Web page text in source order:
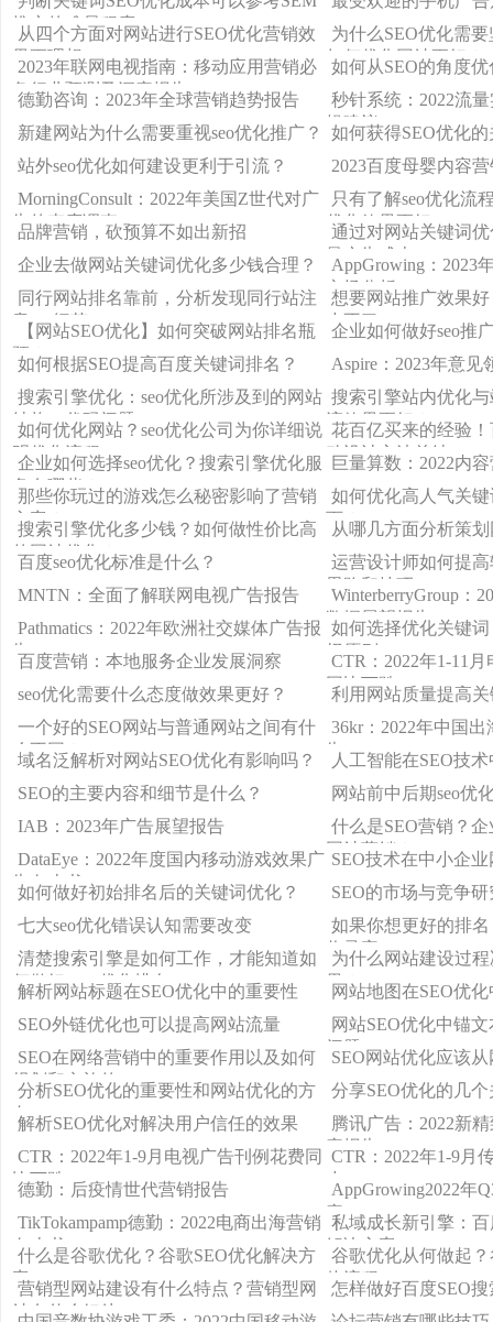
推广的难易程度
从四个方面对网站进行SEO优化营销效
果更理想
为什么SEO优化需
如何优化网站更好？
2023年联网电视指南：移动应用营销必
备行业预测及洞察报告
如何从SEO的角度
德勤咨询：2023年全球营销趋势报告
秒针系统：2022流
操建议
新建网站为什么需要重视seo优化推广？
如何获得SEO优化
站外seo优化如何建设更利于引流？
2023百度母婴内容
MorningConsult：2022年美国Z世代对广
告的态度调查
只有了解seo优化流
优化效果更好
品牌营销，砍预算不如出新招
通过对网站关键词
量广告成本
企业去做网站关键词优化多少钱合理？
AppGrowing：2023
市场分析
同行网站排名靠前，分析发现同行站注
意seo细节
想要网站推广效果
少不了
【网站SEO优化】如何突破网站排名瓶
颈？
企业如何做好seo推
如何根据SEO提高百度关键词排名？
Aspire：2023年意见
搜索引擎优化：seo优化所涉及到的网站
结构、代码问题
搜索引擎站内优化
流效果更好？
如何优化网站？seo优化公司为你详细说
明优化流程
花百亿买来的经验
动设计方法总结
企业如何选择seo优化？搜索引擎优化服
务有哪些？
巨量算数：2022内
那些你玩过的游戏怎么秘密影响了营销
方案？
如何优化高人气关
页？
搜索引擎优化多少钱？如何做性价比高
的网站优化？
从哪几方面分析策
百度seo优化标准是什么？
运营设计师如何提
思路和技巧！
MNTN：全面了解联网电视广告报告
WinterberryGroup：
数据展望报告
Pathmatics：2022年欧洲社交媒体广告报
告
如何选择优化关键
择原则
百度营销：本地服务企业发展洞察
CTR：2022年1-11
同比下跌13.8
seo优化需要什么态度做效果更好？
利用网站质量提高
一个好的SEO网站与普通网站之间有什
么不同？
36kr：2022年中国
告
域名泛解析对网站SEO优化有影响吗？
人工智能在SEO技
SEO的主要内容和细节是什么？
网站前中后期seo优
IAB：2023年广告展望报告
什么是SEO营销？
网站营销？
DataEye：2022年度国内移动游戏效果广
告白皮书
SEO技术在中小企
如何做好初始排名后的关键词优化？
SEO的市场与竞争研
七大seo优化错误认知需要改变
如果你想更好的排
收录率
清楚搜索引擎是如何工作，才能知道如
何做好SEO优化排名
为什么网站建设过
果？
解析网站标题在SEO优化中的重要性
网站地图在SEO优
SEO外链优化也可以提高网站流量
网站SEO优化中锚
问题
SEO在网络营销中的重要作用以及如何
规划和实施的
SEO网站优化应该
分析SEO优化的重要性和网站优化的方
向
分享SEO优化的几
解析SEO优化对解决用户信任的效果
腾讯广告：2022新
察报告
CTR：2022年1-9月电视广告刊例花费同
比下跌13.6
CTR：2022年1-9月
少30.0
德勤：后疫情世代营销报告
AppGrowing2022年
察
TikTokampamp德勤：2022电商出海营销
白皮书
私域成长新引擎：
解决方案
什么是谷歌优化？谷歌SEO优化解决方
案
谷歌优化从何做起
体流程
营销型网站建设有什么特点？营销型网
站有什么好处
怎样做好百度SEO